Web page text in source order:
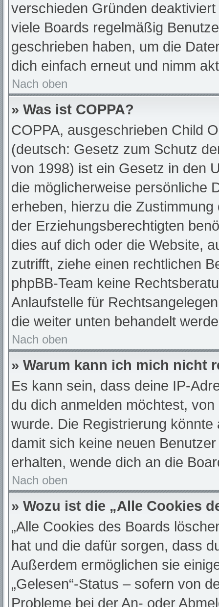
verschieden Gründen
viele Boards regelmäßig
geschrieben haben, um die
dich einfach erneut und nimm
Nach oben
» Was ist COPPA?
COPPA, ausgeschrieben Child
(deutsch: Gesetz zum Schutz
von 1998) ist ein Gesetz in den
die möglicherweise persönliche
erheben, hierzu die
der Erziehungsberechtigten
dies auf dich oder die Website,
zutrifft, ziehe einen rechtlichen
phpBB-Team keine
Anlaufstelle für
die weiter unten behandelt
Nach oben
» Warum kann ich mich nicht
Es kann sein, dass deine IP-
du dich anmelden möchtest,
wurde. Die Registrierung
damit sich keine neuen
erhalten, wende dich an die
Nach oben
» Wozu ist die „Alle Cookies
„Alle Cookies des Boards
hat und die dafür sorgen, dass
Außerdem ermöglichen sie
„Gelesen“-Status – sofern von
Probleme bei der An- oder